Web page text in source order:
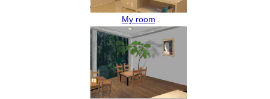
My room